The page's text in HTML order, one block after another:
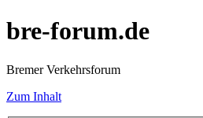
bre-forum.de
Bremer Verkehrsforum
Zum Inhalt